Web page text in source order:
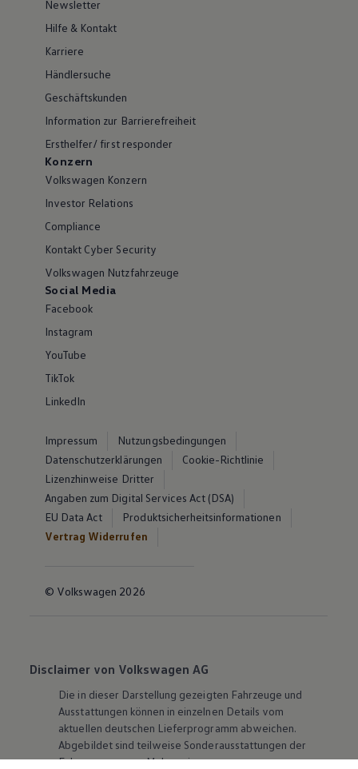
Newsletter
Hilfe & Kontakt
Karriere
Händlersuche
Geschäftskunden
Information zur Barrierefreiheit
Ersthelfer/ first responder
Konzern
Volkswagen Konzern
Investor Relations
Compliance
Kontakt Cyber Security
Volkswagen Nutzfahrzeuge
Social Media
Facebook
Instagram
YouTube
TikTok
LinkedIn
Impressum
Nutzungsbedingungen
Datenschutzerklärungen
Cookie-Richtlinie
Lizenzhinweise Dritter
Angaben zum Digital Services Act (DSA)
EU Data Act
Produktsicherheitsinformationen
Vertrag Widerrufen
© Volkswagen 2026
Disclaimer von Volkswagen AG
Die in dieser Darstellung gezeigten Fahrzeuge und
Ausstattungen können in einzelnen Details vom
aktuellen deutschen Lieferprogramm abweichen.
Abgebildet sind teilweise Sonderausstattungen der
Fahrzeuge gegen Mehrpreis.